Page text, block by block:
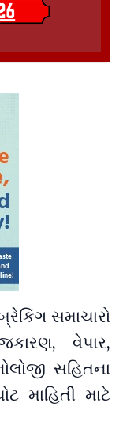
સમાચારો
વેપાર,
સહિતના
માહિતી માટે